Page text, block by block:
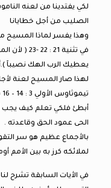
لكي يفتدينا من لعنه
الصليب من أجل خطايانا
وهذا يفسر لماذا المسيح
في تثنية 21 : 22 -23 ( لأن المعلق ماعون من الله فلا تنجس أرضك التى
يعطيك الرب الهك نصيبآ
لهذا صار المسيح لعنة
أبطئ فلكي تعلم كيف يجب
الحى عمود الحق وقاعدته .
بالأجماع عظيم هو سر
لملائكه كرز به بين الأمم
في الأيات السابقة تشرح